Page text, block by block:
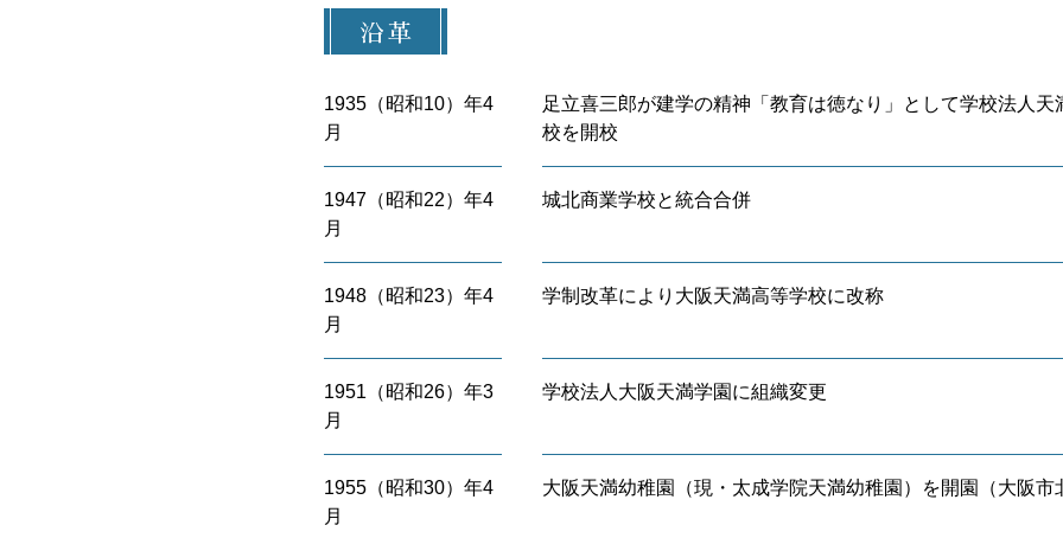
沿革
1935（昭和10）年4
月
足立喜三郎が建学の精神「教育は徳なり」として学校法人
校を開校
1947（昭和22）年4
月
城北商業学校と統合合併
1948（昭和23）年4
月
学制改革により大阪天満高等学校に改称
1951（昭和26）年3
月
学校法人大阪天満学園に組織変更
1955（昭和30）年4
月
大阪天満幼稚園（現・太成学院天満幼稚園）を開園（大阪市